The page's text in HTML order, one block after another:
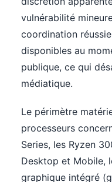
vulnérabilité
coordination
disponibles au
publique, ce qui
médiatique.
Le périmètre
processeurs
Series, les Ryzen
Desktop et Mobile,
graphique intégré